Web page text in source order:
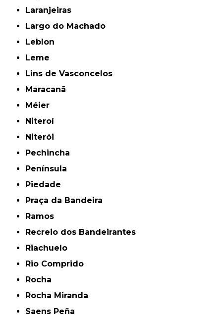
Laranjeiras
Largo do Machado
Leblon
Leme
Lins de Vasconcelos
Maracanã
Méier
Niteroí
Niterói
Pechincha
Península
Piedade
Praça da Bandeira
Ramos
Recreio dos Bandeirantes
Riachuelo
Rio Comprido
Rocha
Rocha Miranda
Saens Peña